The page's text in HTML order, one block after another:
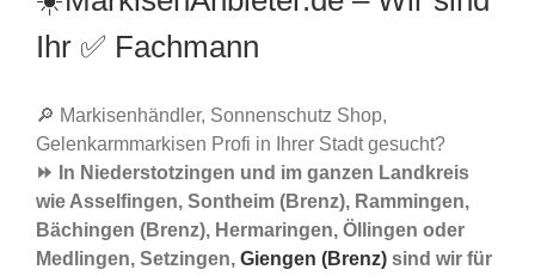
Ihr ✅ Fachmann
🔎 Markisenhändler, Sonnenschutz Shop,
Gelenkarmmarkisen Profi in Ihrer Stadt gesucht?
⏩ In Niederstotzingen und im ganzen Landkreis
wie Asselfingen, Sontheim (Brenz), Rammingen,
Bächingen (Brenz), Hermaringen, Öllingen oder
Medlingen, Setzingen, Giengen (Brenz) sind wir für